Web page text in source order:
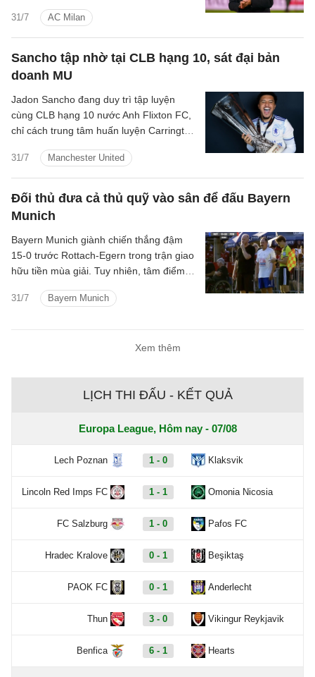
31/7 AC Milan
Sancho tập nhờ tại CLB hạng 10, sát đại bản
doanh MU
31/7 Manchester United
Jadon Sancho đang duy trì tập luyện
cùng CLB hạng 10 nước Anh Flixton FC,
chỉ cách trung tâm huấn luyện Carrington
Đối thủ đưa cả thủ quỹ vào sân để đấu Bayern
Munich
31/7 Bayern Munich
Bayern Munich giành chiến thắng đậm
15-0 trước Rottach-Egern trong trận giao
hữu tiền mùa giải. Tuy nhiên, tâm điểm
Tám nước Đức khi họ tung chính thủ quỹ
Xem thêm
LỊCH THI ĐẤU - KẾT QUẢ
Europa League, Hôm nay - 07/08
Lech Poznan 1 - 0 Klaksvik
Lincoln Red Imps FC 1 - 1 Omonia Nicosia
FC Salzburg 1 - 0 Pafos FC
Hradec Kralove 0 - 1 Beşiktaş
PAOK FC 0 - 1 Anderlecht
Thun 3 - 0 Vikingur Reykjavik
Benfica 6 - 1 Hearts